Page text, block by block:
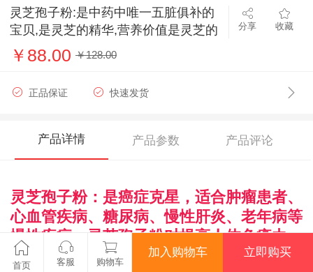
灵芝孢子粉:是中药中唯一五脏俱补的
宝贝,是灵芝的精华,营养价值是灵芝的
75倍!
分享 收藏
￥88.00 ￥128.00
正品保证 快速发货
产品详情 产品参数 产品评论
灵芝孢子粉：是癌症克星，适合肿瘤患者、
心血管疾病、糖尿病、慢性肝炎、老年病等
慢性疾病；灵芝孢子粉对提高人体免疫力、
美容养颜、延缓衰老、增强体质、睡眠不
首页 客服 购物车
加入购物车 立即购买